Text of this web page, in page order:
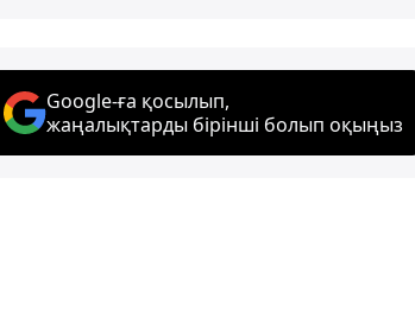
Google-ға қосылып,
жаңалықтарды бірінші болып оқыңыз